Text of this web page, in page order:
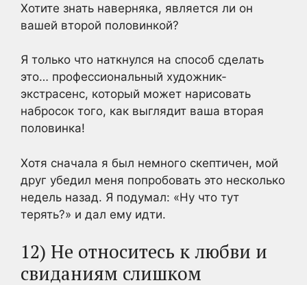
Хотите знать наверняка, является ли он
вашей второй половинкой?
Я только что наткнулся на способ сделать
это… профессиональный художник-
экстрасенс, который может нарисовать
набросок того, как выглядит ваша вторая
половинка!
Хотя сначала я был немного скептичен, мой
друг убедил меня попробовать это несколько
недель назад. Я подумал: «Ну что тут
терять?» и дал ему идти.
12) Не относитесь к любви и
свиданиям слишком